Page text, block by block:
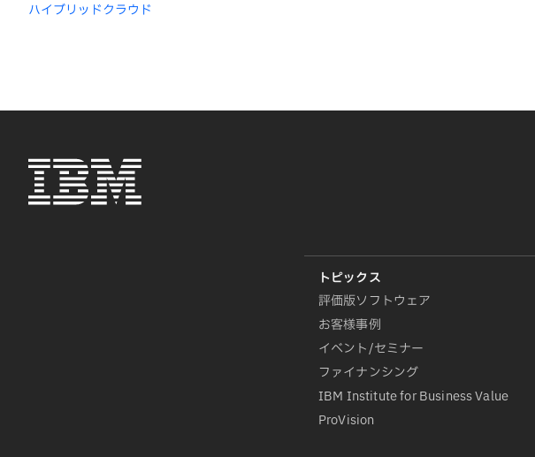
ハイブリッドクラウド
評価版ソフトウェア
お客様事例
イベント/セミナー
ファイナンシング
IBM Institute for Business Value
ProVision